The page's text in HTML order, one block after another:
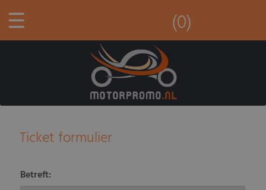
☰ (0)
Ticket formulier
Betreft: